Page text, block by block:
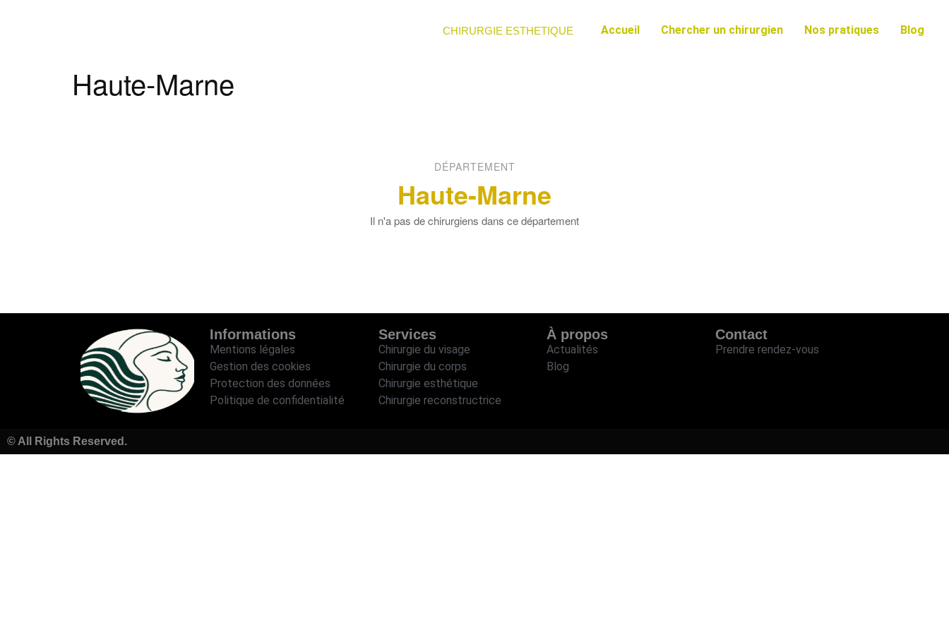
Accueil Chercher un chirurgien Nos pratiques Blog
CHIRURGIE ESTHETIQUE
Haute-Marne
DÉPARTEMENT
Haute-Marne
Il n'a pas de chirurgiens dans ce département
Informations
Mentions légales
Gestion des cookies
Protection des données
Politique de confidentialité
Services
Chirurgie du visage
Chirurgie du corps
Chirurgie esthétique
Chirurgie reconstructrice
À propos
Actualités
Blog
Contact
Prendre rendez-vous
© All Rights Reserved.